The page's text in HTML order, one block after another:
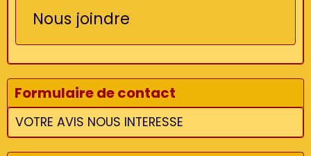
Nous joindre
Formulaire de contact
VOTRE AVIS NOUS INTERESSE